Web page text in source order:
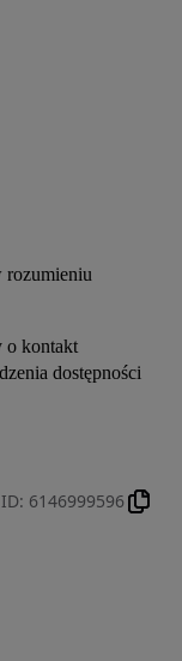
rozumieniu
o kontakt
dostępności
ID: 6146999596